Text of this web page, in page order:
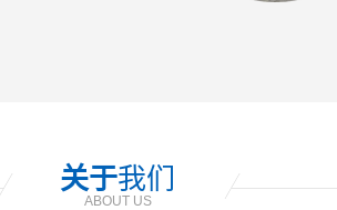
关于我们
ABOUT US